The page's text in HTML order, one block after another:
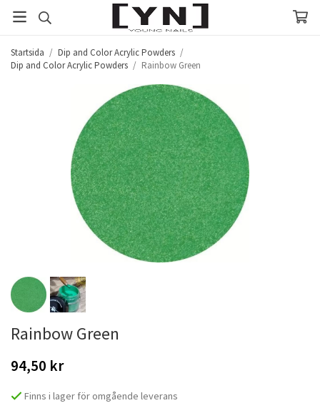
Startsida / Dip and Color Acrylic Powders /
Dip and Color Acrylic Powders / Rainbow Green
Rainbow Green
94,50 kr
Finns i lager för omgående leverans